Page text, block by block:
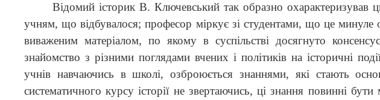
Відомий історик В. Ключевський так образно охарактеризував
учням, що відбувалося; професор міркує зі студентами, що це минуле
виваженим матеріалом, по якому в суспільстві досягнуто
знайомство з різними поглядами вчених і політиків на історичні
учнів навчаючись в школі, озброюється знаннями, які стають
систематичного курсу історії не звертаючись, ці знання повинні